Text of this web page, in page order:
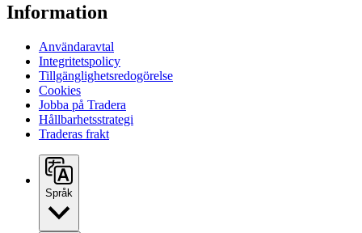
Information
Användaravtal
Integritetspolicy
Tillgänglighetsredogörelse
Cookies
Jobba på Tradera
Hållbarhetsstrategi
Traderas frakt
Språk